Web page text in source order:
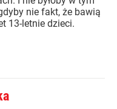
nie fakt, że bawią
13-letnie dzieci.